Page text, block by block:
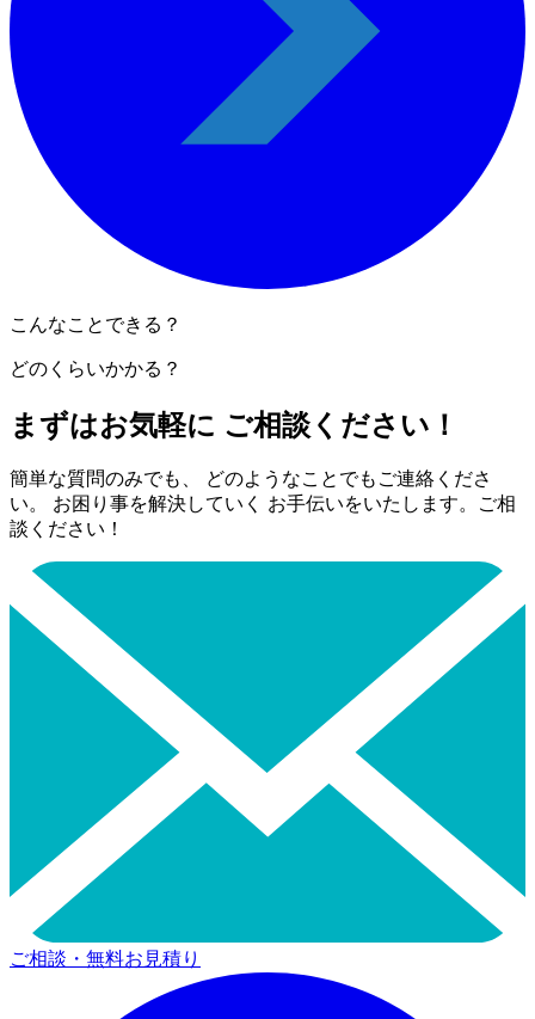
こんなことできる？
どのくらいかかる？
まずはお気軽に ご相談ください！
簡単な質問のみでも、 どのようなことでもご連絡くださ
い。 お困り事を解決していく お手伝いをいたします。ご相
談ください！
ご相談・無料お見積り